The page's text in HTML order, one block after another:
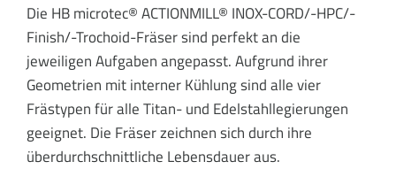
Die HB microtec® ACTIONMILL® INOX-CORD/-HPC/-
Finish/-Trochoid-Fräser sind perfekt an die
jeweiligen Aufgaben angepasst. Aufgrund ihrer
Geometrien mit interner Kühlung sind alle vier
Frästypen für alle Titan- und Edelstahllegierungen
geeignet. Die Fräser zeichnen sich durch ihre
überdurchschnittliche Lebensdauer aus.